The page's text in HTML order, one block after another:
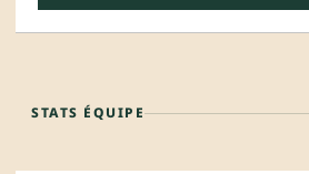
STATS ÉQUIPE